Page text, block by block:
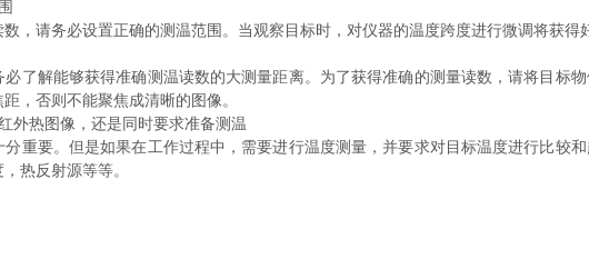
请务必设置正确的测温范围。当观察目标时，对仪器的温度跨度进行微调将获得
解能够获得准确测温读数的大测量距离。为了获得准确的测量读数，请将目标
，否则不能聚焦成清晰的图像。
热图像，还是同时要求准备测温
要。但是如果在工作过程中，需要进行温度测量，并要求对目标温度进行比较
热反射源等等。